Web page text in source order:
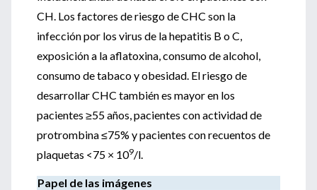
CH. Los factores de riesgo de CHC son la
infección por los virus de la hepatitis B o C,
exposición a la aflatoxina, consumo de alcohol,
consumo de tabaco y obesidad. El riesgo de
desarrollar CHC también es mayor en los
pacientes ≥55 años, pacientes con actividad de
protrombina ≤75% y pacientes con recuentos de
plaquetas <75 × 109/l.
Papel de las imágenes